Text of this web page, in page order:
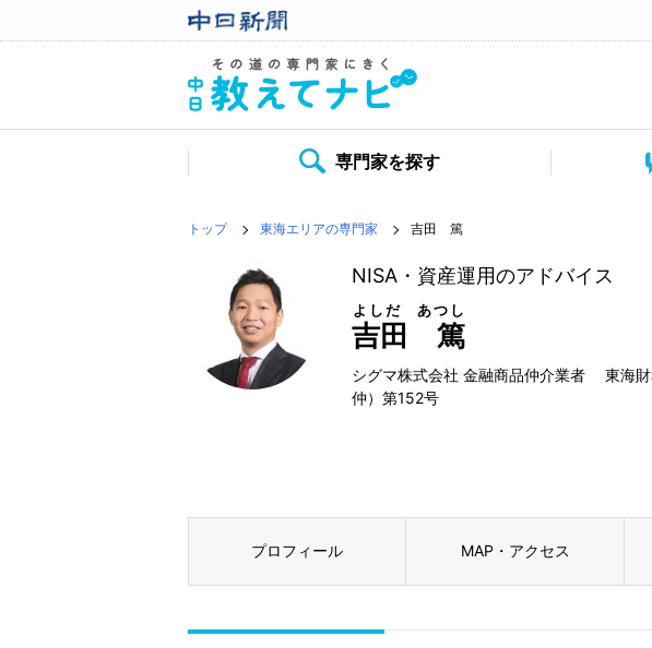
専門家を探す
トップ 東海エリアの専門家 吉田 篤
NISA・資産運用のアドバイス
吉田 篤
よしだ あつし
シグマ株式会社 金融商品仲介業者 東海財
仲）第152号
プロフィール MAP・アクセス